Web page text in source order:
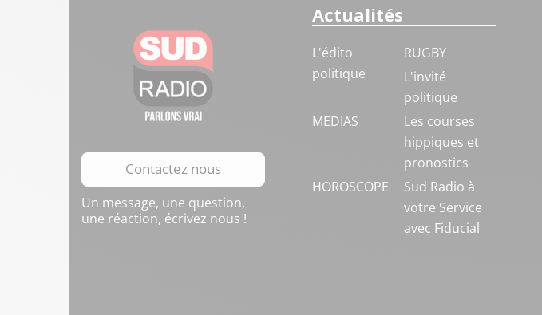
Contactez nous
Un message, une question,
une réaction, écrivez nous !
Actualités
L'édito
politique
RUGBY
L'invité
politique
MEDIAS
Les courses
hippiques et
pronostics
HOROSCOPE
Sud Radio à
votre Service
avec Fiducial